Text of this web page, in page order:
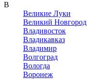
В
Великие Луки
Великий Новгород
Владивосток
Владикавказ
Владимир
Волгоград
Вологда
Воронеж